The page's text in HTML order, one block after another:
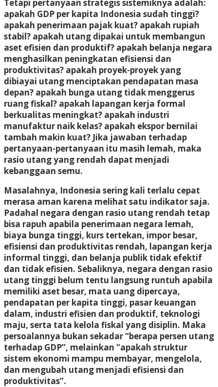
Tetapi pertanyaan strategis sistemiknya adalah:
apakah GDP per kapita Indonesia sudah tinggi?
apakah penerimaan pajak kuat? apakah rupiah
stabil? apakah utang dipakai untuk membangun
aset efisien dan produktif? apakah belanja negara
menghasilkan peningkatan efisiensi dan
produktivitas? apakah proyek-proyek yang
dibiayai utang menciptakan pendapatan masa
depan? apakah bunga utang tidak menggerus
ruang fiskal? apakah lapangan kerja formal
berkualitas meningkat? apakah industri
manufaktur naik kelas? apakah ekspor bernilai
tambah makin kuat? Jika jawaban terhadap
pertanyaan-pertanyaan itu masih lemah, maka
rasio utang yang rendah dapat menjadi
kebanggaan semu.
Masalahnya, Indonesia sering kali terlalu cepat
merasa aman karena melihat satu indikator saja.
Padahal negara dengan rasio utang rendah tetap
bisa rapuh apabila penerimaan negara lemah,
biaya bunga tinggi, kurs tertekan, impor besar,
efisiensi dan produktivitas rendah, lapangan kerja
informal tinggi, dan belanja publik tidak efektif
dan tidak efisien. Sebaliknya, negara dengan rasio
utang tinggi belum tentu langsung runtuh apabila
memiliki aset besar, mata uang dipercaya,
pendapatan per kapita tinggi, pasar keuangan
dalam, industri efisien dan produktif, teknologi
maju, serta tata kelola fiskal yang disiplin. Maka
persoalannya bukan sekadar “berapa persen utang
terhadap GDP”, melainkan “apakah struktur
sistem ekonomi mampu membayar, mengelola,
dan mengubah utang menjadi efisiensi dan
produktivitas”.